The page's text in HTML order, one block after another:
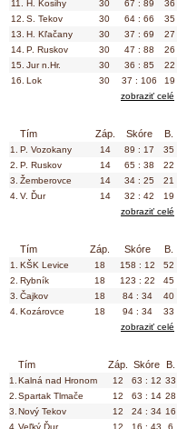
11.
H. Kosihy 30 67 : 89
36
12. S. Tekov 30 64 : 66
35
13. H. Kľačany 30 37 : 69
27
14. P. Ruskov 30 47 : 88
26
15. Jur n.Hr. 30 36 : 85
22
16. Lok 30 37 : 106
19
zobraziť celé
Tím Záp. Skóre B.
1. P. Vozokany 14 89 : 17
35
2. P. Ruskov 14 65 : 38
22
3. Žemberovce 14 34 : 25
21
4. V. Ďur 14 32 : 42
19
zobraziť celé
Žiaci
Tím Záp. Skóre B.
1. KŠK Levice 18 158 : 12
52
2. Rybník 18 123 : 22
45
3. Čajkov 18 84 : 34
40
4. Kozárovce 18 94 : 34
33
zobraziť celé
Tím Záp. Skóre B.
1. Kalná nad Hronom 12 63 : 12 33
2. Spartak Tlmače 12 63 : 14 28
3. Nový Tekov 12 24 : 34 16
4. Veľký Ďur 12 16 : 43
6